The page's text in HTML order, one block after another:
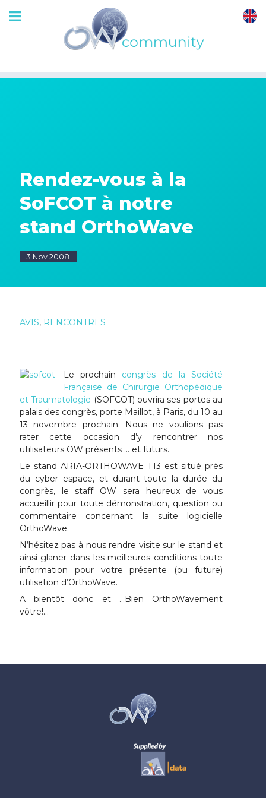
Rendez-vous à la
SoFCOT à notre
stand OrthoWave
3 Nov 2008
AVIS, RENCONTRES
Le prochain congrès de la Société
Française de Chirurgie Orthopédique
et Traumatologie (SOFCOT) ouvrira ses portes au
palais des congrès, porte Maillot, à Paris, du 10 au
13 novembre prochain. Nous ne voulions pas
rater cette occasion d’y rencontrer nos
utilisateurs OW présents … et futurs.
Le stand ARIA-ORTHOWAVE T13 est situé près
du cyber espace, et durant toute la durée du
congrès, le staff OW sera heureux de vous
accueillir pour toute démonstration, question ou
commentaire concernant la suite logicielle
OrthoWave.
N’hésitez pas à nous rendre visite sur le stand et
ainsi glaner dans les meilleures conditions toute
information pour votre présente (ou future)
utilisation d’OrthoWave.
A bientôt donc et …Bien OrthoWavement
vôtre!…